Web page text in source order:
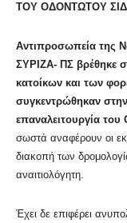
ΤΟΥ ΟΔΟΝΤΩΤΟΥ
Αντιπροσωπεία της
ΣΥΡΙΖΑ- ΠΣ βρέθηκε
κατοίκων και των
συγκεντρώθηκαν
επαναλειτουργία
σωστά αναφέρουν οι
διακοπή των
αναιτιολόγητη.
Έχει δε επιφέρει